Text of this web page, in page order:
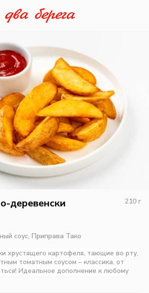
деревенски 210 г
соус, Приправа Тако
хрустящего картофеля, тающие во рту,
томатным соусом – классика, от
Идеальное дополнение к любому